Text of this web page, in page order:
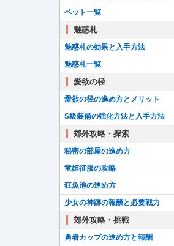
ペット一覧
魅惑札
魅惑札の効果と入手方法
魅惑札一覧
愛欲の径
愛欲の径の進め方とメリット
S級装備の強化方法と入手方法
郊外攻略・探索
秘密の部屋の進め方
竜姫征服の攻略
狂魚池の進め方
少女の神跡の報酬と必要戦力
郊外攻略・挑戦
勇者カップの進め方と報酬